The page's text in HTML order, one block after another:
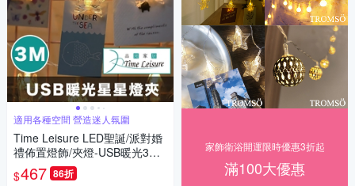
適用各種空間 營造迷人氛圍
Time Leisure LED聖誕/派對婚
禮佈置燈飾/夾燈-USB暖光3米
星星
$467 86折
家飾衛浴開運限時優惠3折起
滿100大優惠